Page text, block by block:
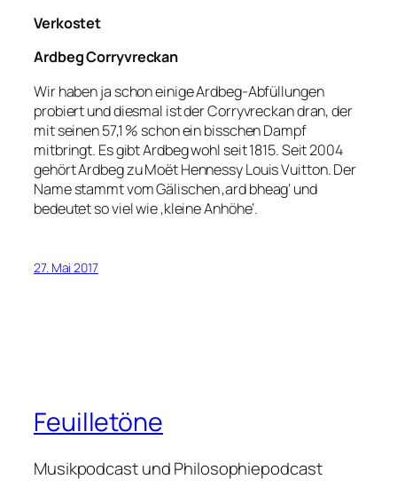
Verkostet
Ardbeg Corryvreckan
Wir haben ja schon einige Ardbeg-Abfüllungen
probiert und diesmal ist der Corryvreckan dran, der
mit seinen 57,1 % schon ein bisschen Dampf
mitbringt. Es gibt Ardbeg wohl seit 1815. Seit 2004
gehört Ardbeg zu Moët Hennessy Louis Vuitton. Der
Name stammt vom Gälischen ‚ard bheag‘ und
bedeutet so viel wie ‚kleine Anhöhe‘.
27. Mai 2017
Feuilletöne
Musikpodcast und Philosophiepodcast